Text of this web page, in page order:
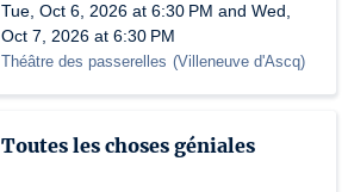
Tue, Oct 6, 2026 at 6:30 PM and Wed,
Oct 7, 2026 at 6:30 PM
Théâtre des passerelles (Villeneuve d'Ascq)
Toutes les choses géniales